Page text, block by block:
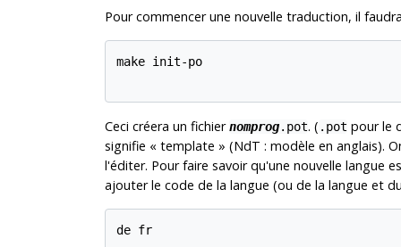
Pour commencer une nouvelle traduction, il
make init-po
Ceci créera un fichiernomprog.pot. ( .pot pour le
signifie « template » (NdT : modèle en anglais).
l'éditer. Pour faire savoir qu'une nouvelle langue
ajouter le code de la langue (ou de la langue et
de fr